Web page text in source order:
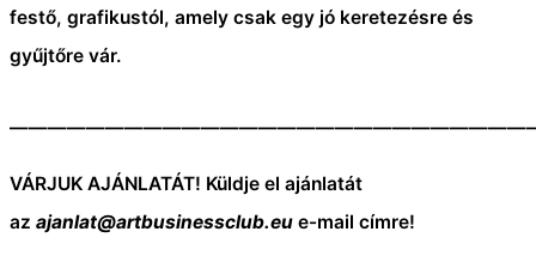
festő, grafikustól, amely csak egy jó keretezésre és
gyűjtőre vár.
VÁRJUK AJÁNLATÁT! Küldje el ajánlatát
az ajanlat@artbusinessclub.eu e-mail címre!